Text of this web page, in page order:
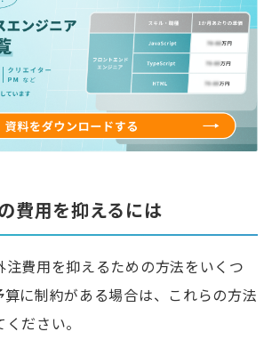
費用を抑えるには
注費用を抑えるための方法をいくつ
算に制約がある場合は、これらの方法
ださい。